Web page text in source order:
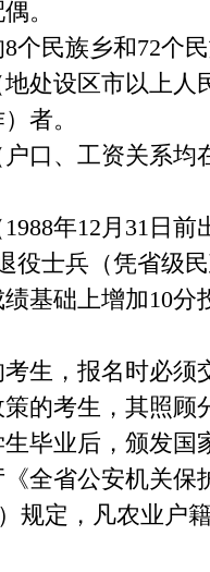
。
民族乡和72个民
处设区市以上人
者。
、工资关系均
年12月31日前
士兵（凭省级民
基础上增加10
，报名时必须
的考生，其照顾
业后，颁发国
全省公安机关保
规定，凡农业户